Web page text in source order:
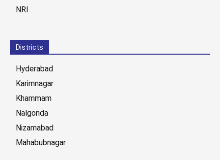
NRI
Districts
Hyderabad
Karimnagar
Khammam
Nalgonda
Nizamabad
Mahabubnagar